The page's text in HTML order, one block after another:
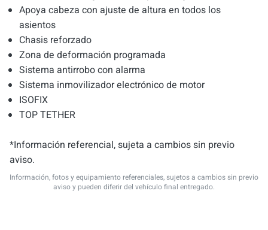
Apoya cabeza con ajuste de altura en todos los
asientos
Chasis reforzado
Zona de deformación programada
Sistema antirrobo con alarma
Sistema inmovilizador electrónico de motor
ISOFIX
TOP TETHER
*Información referencial, sujeta a cambios sin previo
aviso.
Información, fotos y equipamiento referenciales, sujetos a cambios sin previo
aviso y pueden diferir del vehículo final entregado.